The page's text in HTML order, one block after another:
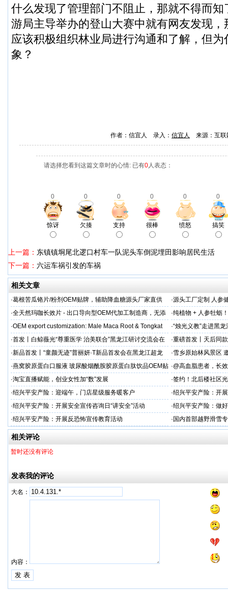
什么发现了管理部门不阻止，那就不得而
游局主导举办的登山大赛中就有网友发现
应该积极组织林业局进行沟通和了解，但
象？
作者：信宜人 录入： 信宜人 来源：互
请选择您看到这篇文章时的心情: 已有0人表态：
0 0 0 0 0 0
惊讶 欠揍 支持 很棒 愤怒 搞笑
上一篇： 东镇镇垌尾北逻口村车一队泥头车倒泥埋田影响居民生活
下一篇： 六运车祸引发的车祸
相关文章
·葛根苦瓜铬片/粉剂OEM贴牌，辅助降血糖源头厂家直供 ·源头工厂定制 人参
出口优选
·全天然玛咖长效片 - 出口导向型OEM代加工制造商，无添
加剂
·纯植物 + 人参牡蛎
力保驾护航
·OEM export customization: Male Maca Root & Tongkat ·“烛光义教”走进黑
·首发丨白鲸薇光“尊重医学 治美联合”黑龙江研讨交流会在
超龙医美成功举办！胶原领域创新突破，引领胶原抗
·重磅首发丨天后同
上市！
·新品首发丨“童颜无迹”普丽妍·T新品首发会在黑龙江超龙
成功举办 李远宏教授受邀参会并进行相关学术交流
·雪乡原始林风景区
·燕窝胶原蛋白口服液 玻尿酸烟酰胺胶原蛋白肽饮品OEM贴
牌
·@高血脂患者，长
·淘宝直播赋能，创业女性加“数”发展 ·签约！北后楼社区
·绍兴平安产险：迎端午，门店星级服务暖客户 ·绍兴平安产险：开
治工作
·绍兴平安产险：开展安全宣传咨询日“讲安全”活动 ·绍兴平安产险：做
·绍兴平安产险：开展反恐怖宣传教育活动 · 国内首部越野滑雪
学化训练理论与方法
相关评论
暂时还没有评论
发表我的评论
大名：
内容：